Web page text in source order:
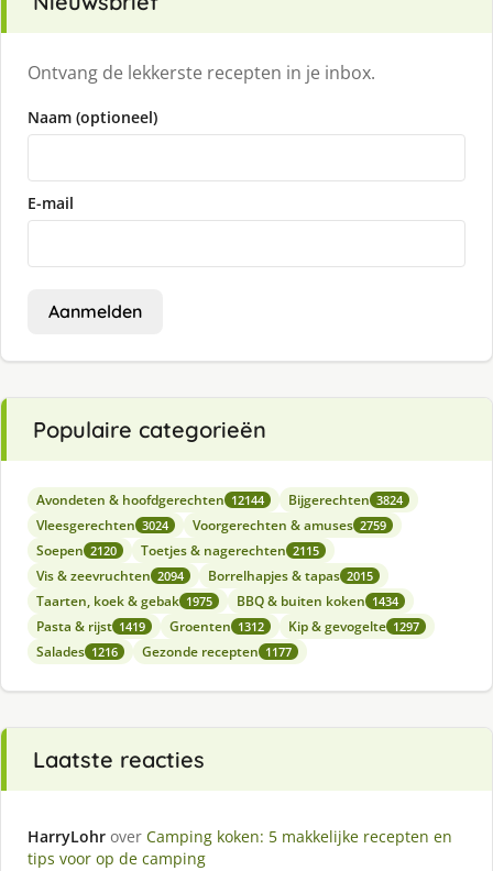
Ontvang de lekkerste recepten in je inbox.
Naam (optioneel)
E-mail
Aanmelden
Populaire categorieën
Avondeten & hoofdgerechten 12144 Bijgerechten 3824
Vleesgerechten 3024 Voorgerechten & amuses 2759
Soepen 2120 Toetjes & nagerechten 2115
Vis & zeevruchten 2094 Borrelhapjes & tapas 2015
Taarten, koek & gebak 1975 BBQ & buiten koken 1434
Pasta & rijst 1419 Groenten 1312 Kip & gevogelte 1297
Salades 1216 Gezonde recepten 1177
Laatste reacties
HarryLohr over Camping koken: 5 makkelijke recepten en
tips voor op de camping